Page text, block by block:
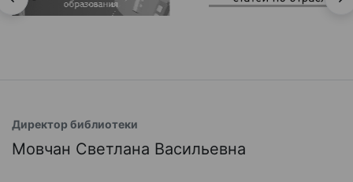
Директор библиотеки
Мовчан Светлана Васильевна